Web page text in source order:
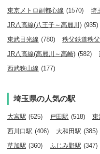
東京メトロ副都心線 (1570) 埼
JR八高線(八王子～高麗川) (935)
東武日光線 (780) 秩父鉄道秩
JR八高線(高麗川～高崎) (582)
西武狭山線 (177)
埼玉県の人気の駅
大宮駅 (625) 戸田駅 (518) 東
西川口駅 (406) 大和田駅 (385)
草加駅 (360) ふじみ野駅 (347)